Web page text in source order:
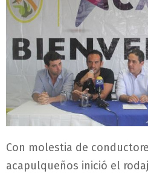
Con molestia de
acapulqueños inició el